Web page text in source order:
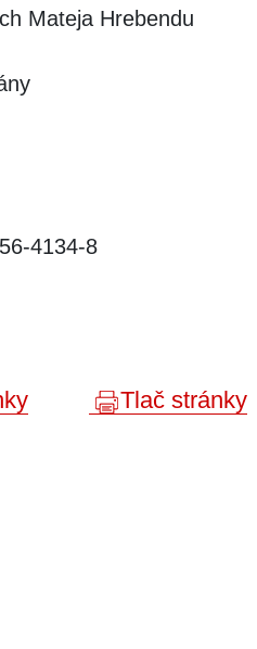
Mateja Hrebendu
4134-8
Tlač stránky